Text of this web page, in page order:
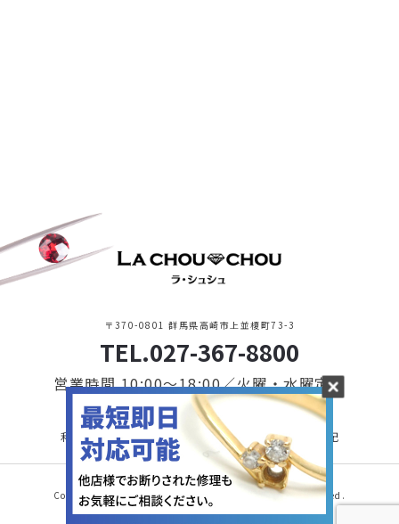
〒370-0801 群馬県高崎市上並榎町73-3
TEL.027-367-8800
営業時間 10:00〜18:00／火曜・水曜定休
利用規約・プライバシーポリシー特定商取引に基づく表記
Copyright © 2021 LA CHOU CHOU. All Rights Reserved.